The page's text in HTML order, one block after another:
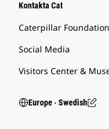
Kontakta Cat
Caterpillar Foundation
Social Media
Visitors Center &
Europe ‧ Swedish